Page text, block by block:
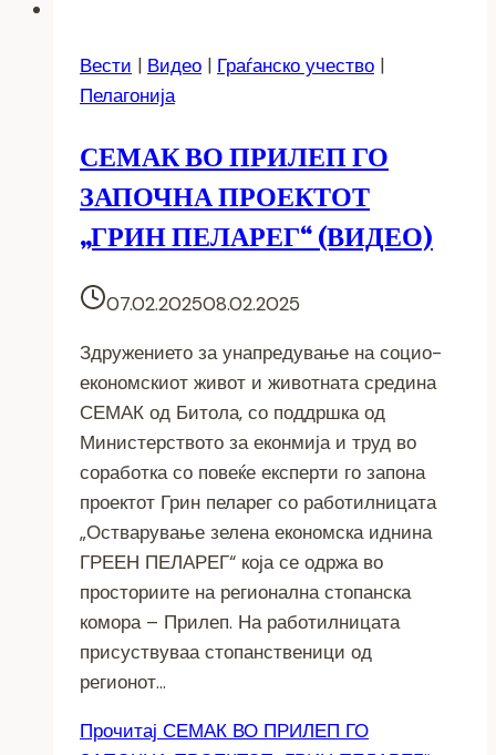
Вести | Видео | Граѓанско учество |
Пелагонија
СЕМАК ВО ПРИЛЕП ГО
ЗАПОЧНА ПРОЕКТОТ
„ГРИН ПЕЛАРЕГ“ (ВИДЕО)
07.02.202508.02.2025
Здружението за унапредување на социо-
економскиот живот и животната средина
СЕМАК од Битола, со поддршка од
Министерството за еконмија и труд во
соработка со повеќе експерти го запона
проектот Грин пеларег со работилницата
„Остварување зелена економска иднина
ГРЕЕН ПЕЛАРЕГ“ која се одржа во
просториите на регионална стопанска
комора – Прилеп. На работилницата
присуствуваа стопанственици од
регионот…
Прочитај СЕМАК ВО ПРИЛЕП ГО